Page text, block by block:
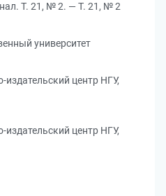
Т. 21, № 2. — Т. 21, № 2
университет
центр НГУ,
центр НГУ,